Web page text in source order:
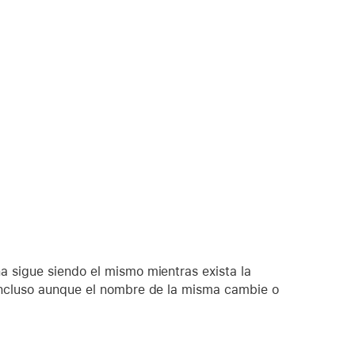
sigue siendo el mismo mientras exista la
aunque el nombre de la misma cambie o